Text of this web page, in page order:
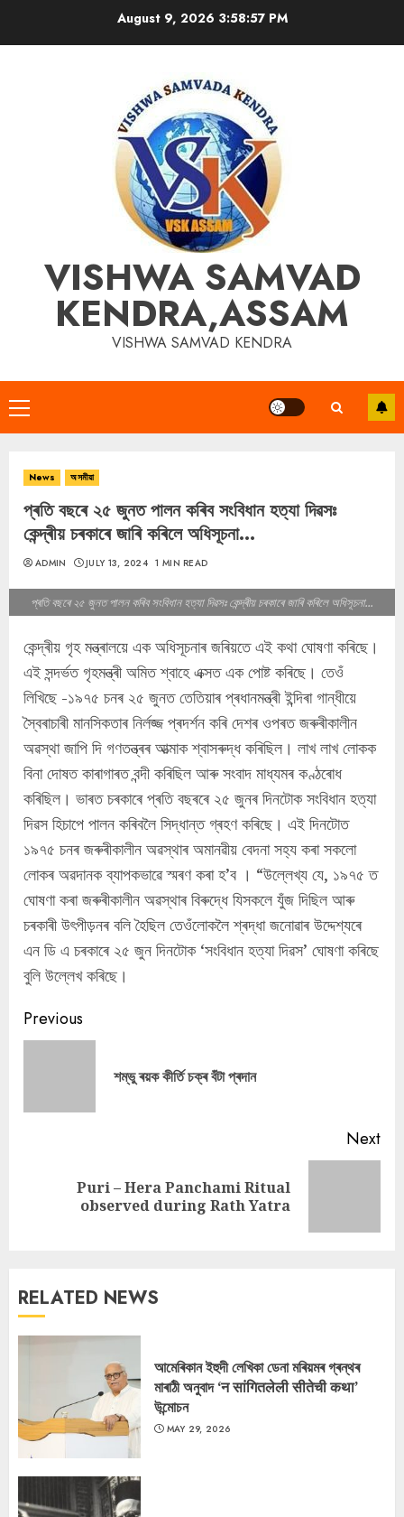
August 9, 2026 3:58:58 PM
VISHWA SAMVAD
KENDRA,ASSAM
VISHWA SAMVAD KENDRA
Primary
Menu
News অসমীয়া
প্ৰতি বছৰে ২৫ জুনত পালন কৰিব সংবিধান হত্যা দিৱসঃ
কেন্দ্ৰীয় চৰকাৰে জাৰি কৰিলে অধিসূচনা…
ADMIN JULY 13, 2024 1 MIN READ
প্ৰতি বছৰে ২৫ জুনত পালন কৰিব সংবিধান হত্যা দিৱসঃ কেন্দ্ৰীয় চৰকাৰে জাৰি কৰিলে অধিসূচনা...
কেন্দ্ৰীয় গৃহ মন্ত্ৰালয়ে এক অধিসূচনাৰ জৰিয়তে এই কথা ঘোষণা কৰিছে।
এই সন্দৰ্ভত গৃহমন্ত্ৰী অমিত শ্বাহে এক্সত এক পোষ্ট কৰিছে। তেওঁ
লিখিছে -১৯৭৫ চনৰ ২৫ জুনত তেতিয়াৰ প্ৰধানমন্ত্ৰী ইন্দিৰা গান্ধীয়ে
স্বৈৰাচাৰী মানসিকতাৰ নিৰ্লজ্জ প্ৰদৰ্শন কৰি দেশৰ ওপৰত জৰুৰীকালীন
অৱস্থা জাপি দি গণতন্ত্ৰৰ আত্মাক শ্বাসৰুদ্ধ কৰিছিল। লাখ লাখ লোকক
বিনা দোষত কাৰাগাৰত বন্দী কৰিছিল আৰু সংবাদ মাধ্যমৰ কণ্ঠৰোধ
কৰিছিল। ভাৰত চৰকাৰে প্ৰতি বছৰৰে ২৫ জুনৰ দিনটোক সংবিধান হত্যা
দিৱস হিচাপে পালন কৰিবলৈ সিদ্ধান্ত গ্ৰহণ কৰিছে। এই দিনটোত
১৯৭৫ চনৰ জৰুৰীকালীন অৱস্থাৰ অমানৱীয় বেদনা সহ্য কৰা সকলো
লোকৰ অৱদানক ব্যাপকভাৱে স্মৰণ কৰা হ’ব । “উল্লেখ্য যে, ১৯৭৫ ত
ঘোষণা কৰা জৰুৰীকালীন অৱস্থাৰ বিৰুদ্ধে যিসকলে যুঁজ দিছিল আৰু
চৰকাৰী উৎপীড়নৰ বলি হৈছিল তেওঁলোকলৈ শ্ৰদ্ধা জনোৱাৰ উদ্দেশ্যৰে
এন ডি এ চৰকাৰে ২৫ জুন দিনটোক ‘সংবিধান হত্যা দিৱস’ ঘোষণা কৰিছে
বুলি উল্লেখ কৰিছে।
Continue
Reading
Previous
শম্ভু ৰয়ক কীৰ্তি চক্ৰ বঁটা প্ৰদান
Next
Puri – Hera Panchami Ritual
observed during Rath Yatra
RELATED NEWS
আমেৰিকান ইহুদী লেখিকা ডেনা মৰিয়মৰ গ্ৰন্থৰ
মাৰাঠী অনুবাদ ‘न सांगितलेली सीतेची कथा’
উন্মোচন
MAY 29, 2026